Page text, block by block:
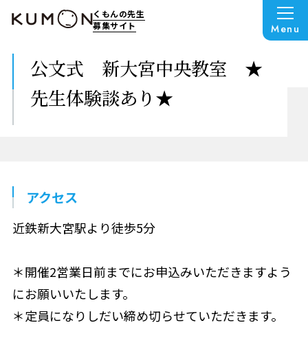
くもんの先生
募集サイト
Menu
公文式 新大宮中央教室 ★
先生体験談あり★
アクセス
近鉄新大宮駅より徒歩5分
＊開催2営業日前までにお申込みいただきますよう
にお願いいたします。
＊定員になりしだい締め切らせていただきます。